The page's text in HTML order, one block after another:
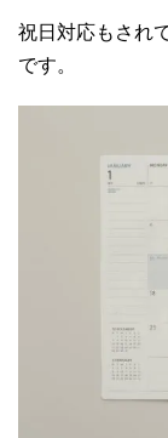
祝日対応もされ
です。